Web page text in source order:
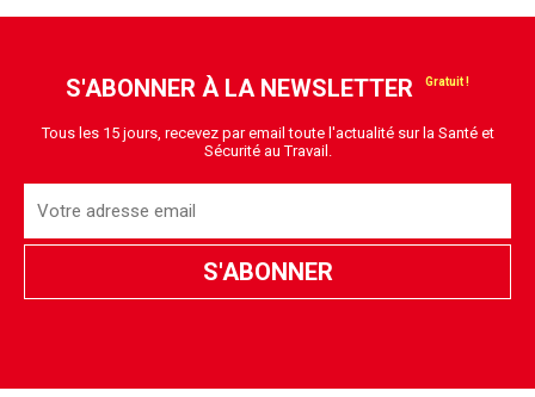
S'ABONNER À LA NEWSLETTER
Tous les 15 jours, recevez par email toute l'actualité sur la Santé et
Sécurité au Travail.